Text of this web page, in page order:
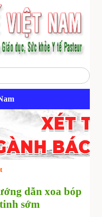
dẫn xoa bóp
sớm